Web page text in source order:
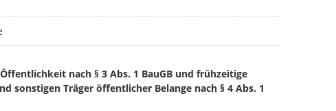
nach § 3 Abs. 1 BauGB und frühzeitige
sonstigen Träger öffentlicher Belange nach § 4 Abs. 1